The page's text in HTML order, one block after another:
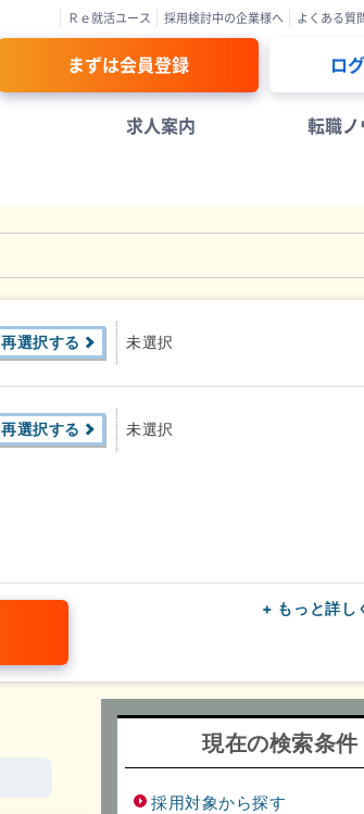
Ｒｅ就活ユース 採用検討中の企業様へ よくある質
まずは会員登録 ロ
求人案内 転職
再選択する 未選択
再選択する 未選択
+ もっと詳し
現在の検索条件
採用対象から探す